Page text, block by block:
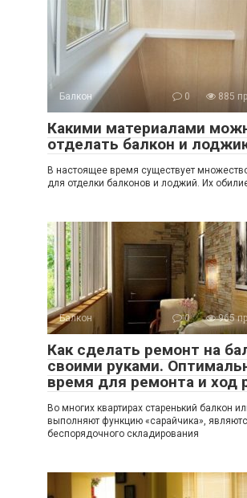
Балкон 0 885
Какими материалами
отделать балкон и
В настоящее время существует
для отделки балконов и лоджий. Их
Балкон 0 965
Как сделать ремонт на
своими руками.
время для ремонта и ход
Во многих квартирах старенький балкон
выполняют функцию «сарайчика»,
беспорядочного складирования